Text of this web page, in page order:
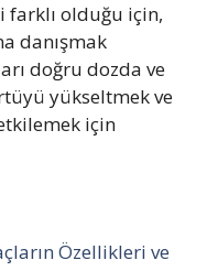
farklı olduğu için,
danışmak
doğru dozda ve
yükseltmek ve
için
Özellikleri ve